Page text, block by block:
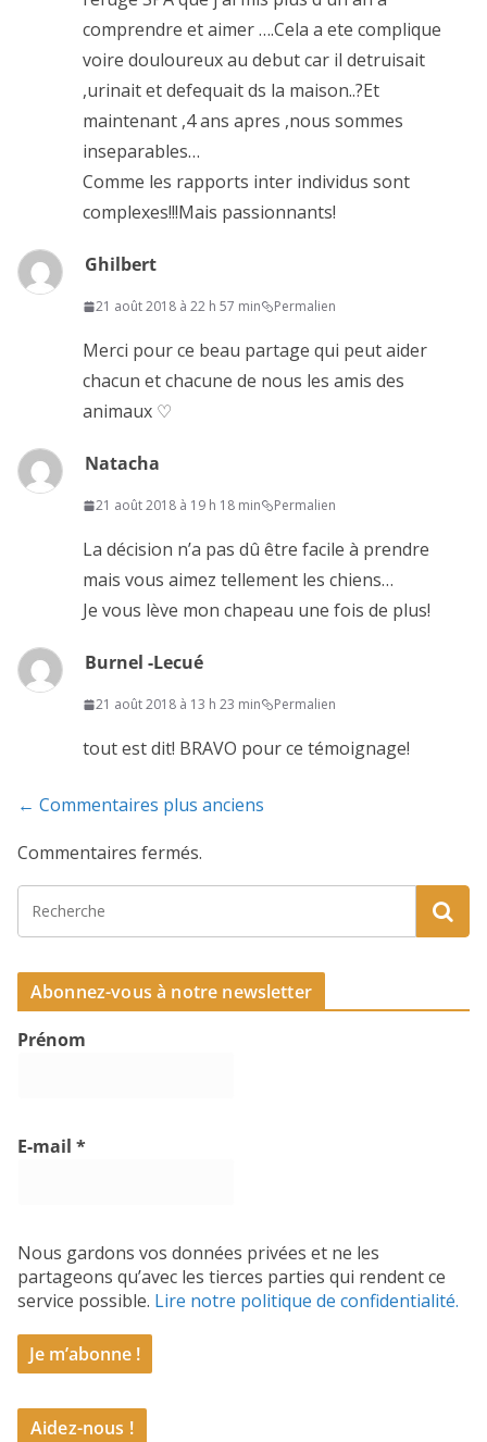
comprendre et aimer ….Cela a ete complique
voire douloureux au debut car il detruisait
,urinait et defequait ds la maison..?Et
maintenant ,4 ans apres ,nous sommes
inseparables…
Comme les rapports inter individus sont
complexes!!!Mais passionnants!
Ghilbert
21 août 2018 à 22 h 57 min Permalien
Merci pour ce beau partage qui peut aider
chacun et chacune de nous les amis des
animaux ♡
Natacha
21 août 2018 à 19 h 18 min Permalien
La décision n’a pas dû être facile à prendre
mais vous aimez tellement les chiens…
Je vous lève mon chapeau une fois de plus!
Burnel -Lecué
21 août 2018 à 13 h 23 min Permalien
tout est dit! BRAVO pour ce témoignage!
Navigation
commentaire
← Commentaires plus anciens
Commentaires fermés.
Abonnez-vous à notre newsletter
Prénom
E-mail *
Nous gardons vos données privées et ne les
partageons qu’avec les tierces parties qui rendent ce
service possible. Lire notre politique de confidentialité.
Aidez-nous !